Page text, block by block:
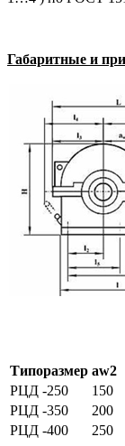
Габаритные и
Типоразмер аw2
РЦД -250
150
РЦД -350
200
РЦД -400
250